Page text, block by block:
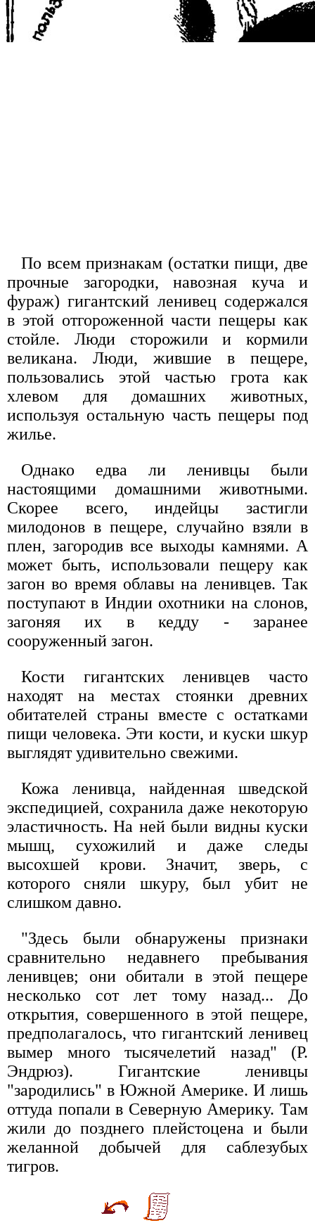
По всем признакам (остатки пищи, две
прочные загородки, навозная куча и
фураж) гигантский ленивец содержался
в этой отгороженной части пещеры как
стойле. Люди сторожили и кормили
великана. Люди, жившие в пещере,
пользовались этой частью грота как
хлевом для домашних животных,
используя остальную часть пещеры под
жилье.
Однако едва ли ленивцы были
настоящими домашними животными.
Скорее всего, индейцы застигли
милодонов в пещере, случайно взяли в
плен, загородив все выходы камнями. А
может быть, использовали пещеру как
загон во время облавы на ленивцев. Так
поступают в Индии охотники на слонов,
загоняя их в кедду - заранее
сооруженный загон.
Кости гигантских ленивцев часто
находят на местах стоянки древних
обитателей страны вместе с остатками
пищи человека. Эти кости, и куски шкур
выглядят удивительно свежими.
Кожа ленивца, найденная шведской
экспедицией, сохранила даже некоторую
эластичность. На ней были видны куски
мышц, сухожилий и даже следы
высохшей крови. Значит, зверь, с
которого сняли шкуру, был убит не
слишком давно.
"Здесь были обнаружены признаки
сравнительно недавнего пребывания
ленивцев; они обитали в этой пещере
несколько сот лет тому назад... До
открытия, совершенного в этой пещере,
предполагалось, что гигантский ленивец
вымер много тысячелетий назад" (Р.
Эндрюз). Гигантские ленивцы
"зародились" в Южной Америке. И лишь
оттуда попали в Северную Америку. Там
жили до позднего плейстоцена и были
желанной добычей для саблезубых
тигров.